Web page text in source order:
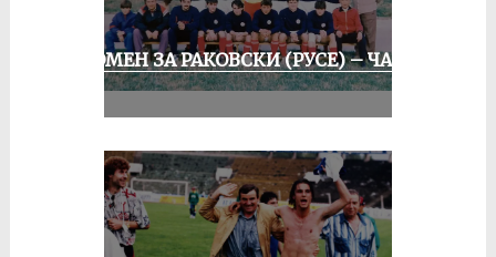
СПОМЕН ЗА РАКОВСКИ (РУСЕ) – ЧАСТ